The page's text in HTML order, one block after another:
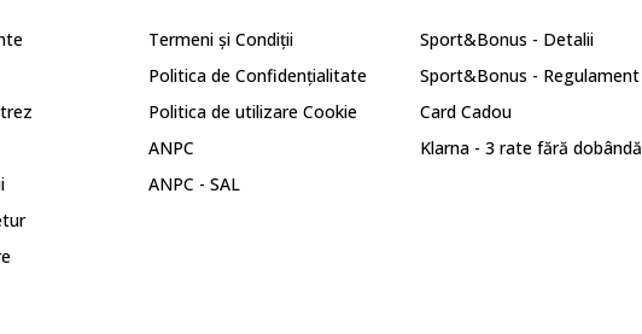
Termeni și Condiții
Politica de Confidențialitate
Politica de utilizare Cookie
ANPC
ANPC - SAL
Sport&Bonus - Detalii
Sport&Bonus - Regulament
Card Cadou
Klarna - 3 rate fără dobândă